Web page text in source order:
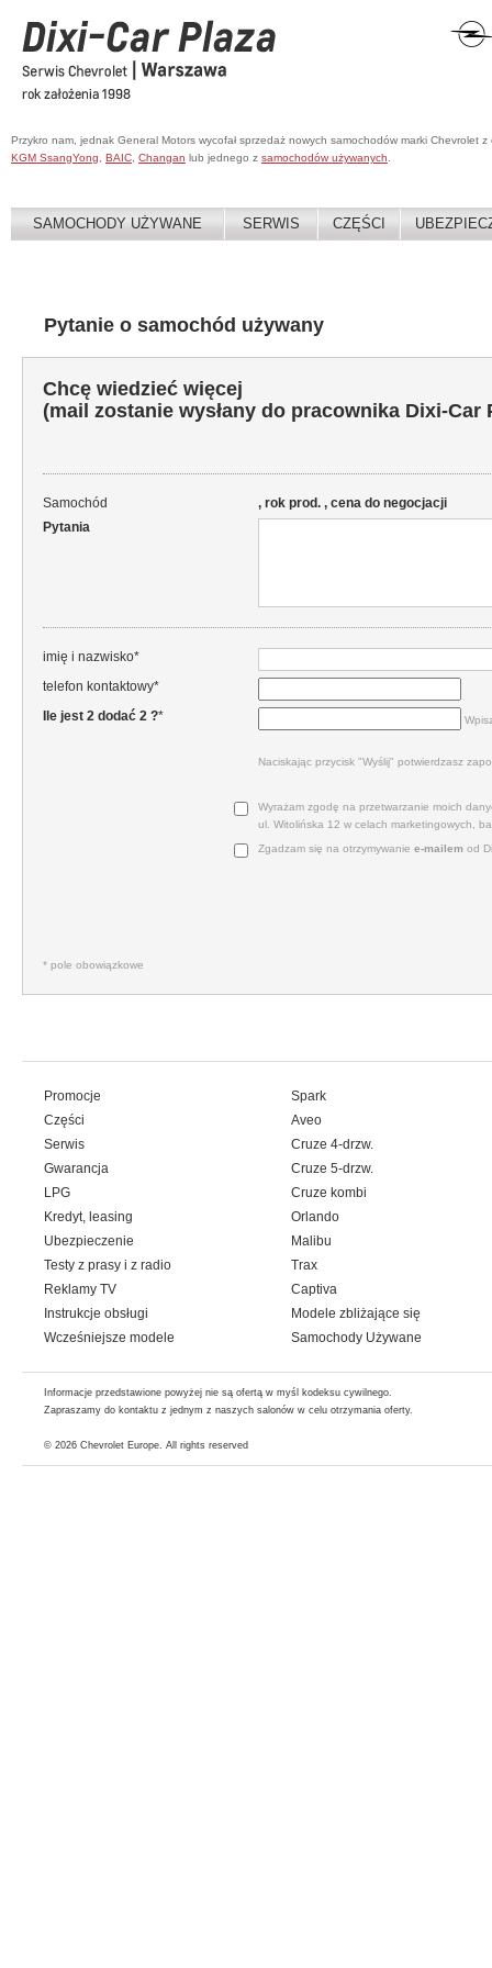
Przykro nam, jednak General Motors wycofał sprzedaż nowych samochodów marki Chevrolet
KGM SsangYong
BAIC Changan lub jednego z samochodów używanych
SAMOCHODY UŻYWANE SERWIS CZĘŚCI
Pytanie o samochód używany
Chcę wiedzieć więcej
(mail zostanie wysłany do pracownika Dixi-Car
Samochód
, rok prod. , cena do negocjacji
Pytania
imię i nazwisko*
telefon kontaktowy*
Ile jest 2 dodać 2 ?*
Naciskając przycisk "Wyślij" potwierdzasz
Wyrażam zgodę na przetwarzanie moich
ul. Witolińska 12 w celach marketingowych,
Zgadzam się na otrzymywanie e‑mailem od
* pole obowiązkowe
Promocje
Części
Serwis
Gwarancja
LPG
Kredyt, leasing
Ubezpieczenie
Testy z prasy i z radio
Reklamy TV
Instrukcje obsługi
Wcześniejsze modele
Spark
Aveo
Cruze 4-drzw.
Cruze 5-drzw.
Cruze kombi
Orlando
Malibu
Trax
Captiva
Modele zbliżające się
Samochody Używane
Informacje przedstawione powyżej nie są ofertą w myśl kodeksu cywilnego.
Zapraszamy do kontaktu z jednym z naszych salonów w celu otrzymania oferty.
© 2026 Chevrolet Europe. All rights reserved